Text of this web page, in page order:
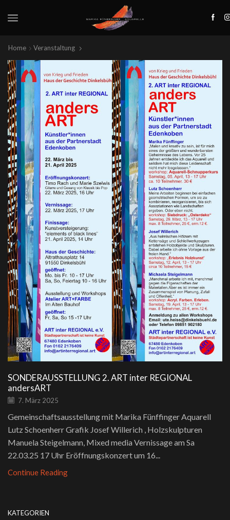
Home Veranstaltung
SONDERAUSSTELLUNG 2. ART inter REGIONAL
andersART
7. März 2025
Gemeinschaftsausstellung mit Marika Fünffinger Aquarell
Lutz Schoenherr Grafik Josef Willerich , Holzskulpturen
Manuela Steigelmann, Mixed media Vernissage am Sa
22.03.25 17 Uhr Eröffnungskonzert um 16...
Continue Reading
KATEGORIEN